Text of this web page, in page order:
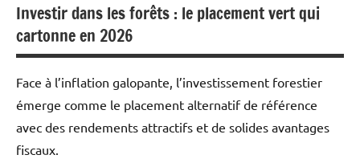
Investir dans les forêts : le placement vert qui
cartonne en 2026
Face à l’inflation galopante, l’investissement forestier
émerge comme le placement alternatif de référence
avec des rendements attractifs et de solides avantages
fiscaux.